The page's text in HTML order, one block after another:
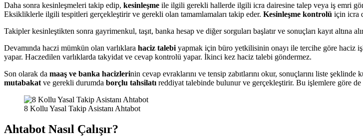
Daha sonra kesinleşmeleri takip edip, kesinleşme ile ilgili gerekli hallerde ilgili icra dairesine talep veya iş emri
Eksikliklerle ilgili tespitleri gerçekleştirir ve gerekli olan tamamlamaları takip eder. Kesinleşme kontrolü için icra
Takipler kesinleştikten sonra gayrimenkul, taşıt, banka hesap ve diğer sorguları başlatır ve sonuçları kayıt altına
Devamında haczi mümkün olan varlıklara haciz talebi yapmak için büro yetkilisinin onayı ile tercihe göre haciz
yapar. Haczedilen varlıklarda takyidat ve cevap kontrolü yapar. İkinci kez haciz talebi göndermez.
Son olarak da maaş ve banka hacizlerinin cevap evraklarını ve tensip zabıtlarını okur, sonuçlarını liste şeklinde
mutabakat ve gerekli durumda borçlu tahsilatı reddiyat talebinde bulunur ve gerçekleştirir. Bu işlemlere göre de
8 Kollu Yasal Takip Asistanı Ahtabot
Ahtabot Nasıl Çalışır?